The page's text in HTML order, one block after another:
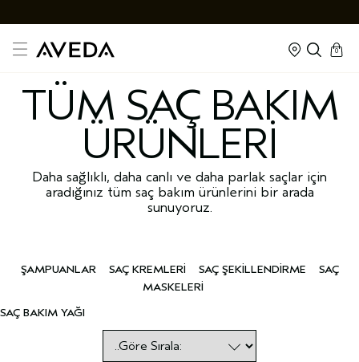
cart
0
kapalı
TÜM SAÇ BAKIM
ÜRÜNLERİ
Daha sağlıklı, daha canlı ve daha parlak saçlar için
aradığınız tüm saç bakım ürünlerini bir arada
sunuyoruz.
ŞAMPUANLAR SAÇ KREMLERİ SAÇ ŞEKİLLENDİRME
SAÇ
MASKELERİ
SAÇ BAKIM YAĞI